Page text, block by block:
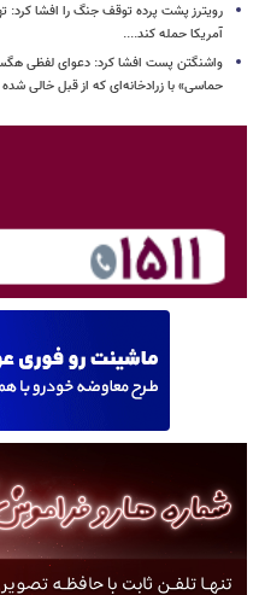
رویترز پشت پرده توقف جنگ را افشا کرد:
آمریکا حمله کند....
واشنگتن پست افشا کرد: دعوای لفظی
حماسی» با زرادخانه‌ای که از قبل خالی